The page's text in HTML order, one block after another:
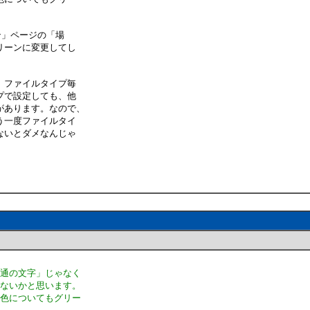
ページの「場
ンに変更してし
ァイルタイプ毎
で設定しても、他
ります。なので、
度ファイルタイ
いとダメなんじゃ
の文字」じゃなく
いかと思います。
についてもグリー